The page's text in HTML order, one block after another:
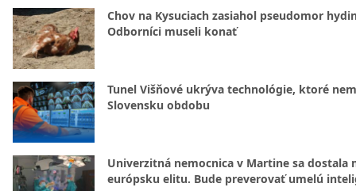
Chov na Kysuciach zasiahol pseudomor
Odborníci museli konať
Tunel Višňové ukrýva technológie, ktoré
Slovensku obdobu
Univerzitná nemocnica v Martine sa dostala
európsku elitu. Bude preverovať umelú